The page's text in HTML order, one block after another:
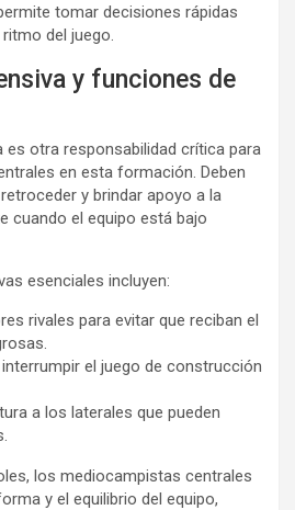
tomar decisiones rápidas
del juego.
y funciones de
es otra responsabilidad crítica para
en esta formación. Deben
y brindar apoyo a la
cuando el equipo está bajo
esenciales incluyen:
rivales para evitar que reciban el
el juego de construcción
a los laterales que pueden
los mediocampistas centrales
y el equilibrio del equipo,